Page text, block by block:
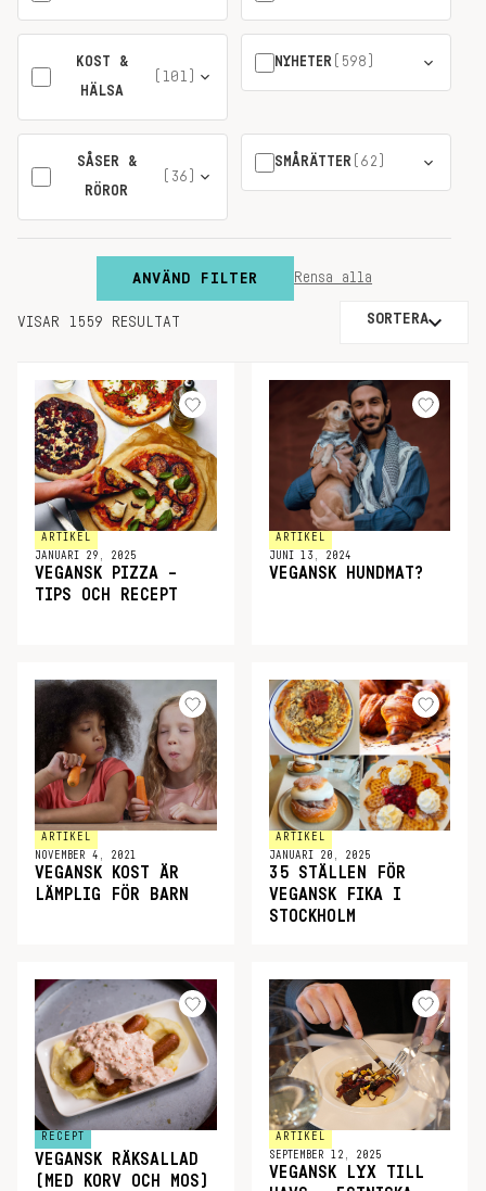
KOST &
HÄLSA
(101)
NYHETER (598)
SÅSER &
RÖROR
(36)
SMÅRÄTTER (62)
ANVÄND FILTER Rensa alla
VISAR 1559 RESULTAT SORTERA
ARTIKEL
JANUARI 29, 2025
VEGANSK PIZZA –
TIPS OCH RECEPT
ARTIKEL
JUNI 13, 2024
VEGANSK HUNDMAT?
ARTIKEL
NOVEMBER 4, 2021
VEGANSK KOST ÄR
LÄMPLIG FÖR BARN
ARTIKEL
JANUARI 20, 2025
35 STÄLLEN FÖR
VEGANSK FIKA I
STOCKHOLM
RECEPT
VEGANSK RÄKSALLAD
(MED KORV OCH MOS)
ARTIKEL
SEPTEMBER 12, 2025
VEGANSK LYX TILL